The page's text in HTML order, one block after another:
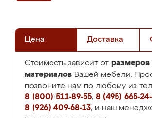
Цена Доставка
Стоимость зависит от размеров
материалов Вашей мебели.
позвоните нам по любому из
8 (800) 511-89-55, 8 (495) 665-
8 (926) 409-68-13, и наш